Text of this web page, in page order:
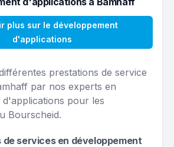
plus sur le développement
d'applications
prestations de service
par nos experts en
pour les
Bourscheid.
services en développement